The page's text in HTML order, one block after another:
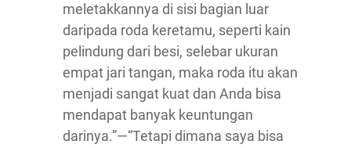
meletakkannya di sisi bagian luar
daripada roda keretamu, seperti kain
pelindung dari besi, selebar ukuran
empat jari tangan, maka roda itu akan
menjadi sangat kuat dan Anda bisa
mendapat banyak keuntungan
darinya.”—“Tetapi dimana saya bisa